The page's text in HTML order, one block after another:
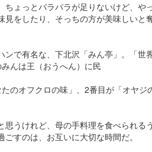
ょっとパラパラが足りないけど、や
見をしたり、そっちの方が美味しいと
ンで有名な、下北沢「みん亭」。「世
んは王（おうへん）に民
のオフクロの味」、2番目が「オヤ
うけれど、母の手料理を食べられる
すのは、お互いに大切な時間だ。